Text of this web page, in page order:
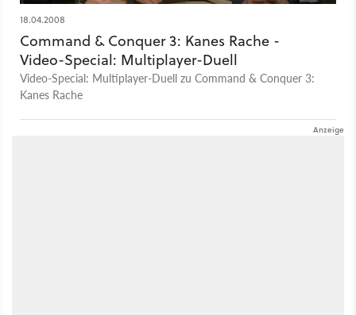
18.04.2008
Command & Conquer 3: Kanes Rache -
Video-Special: Multiplayer-Duell
Video-Special: Multiplayer-Duell zu Command & Conquer 3:
Kanes Rache